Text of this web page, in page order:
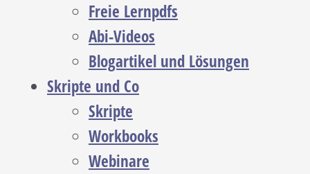
Freie Lernpdfs
Abi-Videos
Blogartikel und Lösungen
Skripte und Co
Skripte
Workbooks
Webinare